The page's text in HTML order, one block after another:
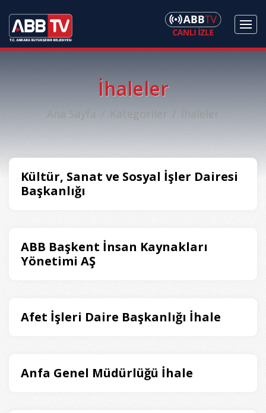
İhaleler
Ana Sayfa Kategoriler İhaleler
Kültür, Sanat ve Sosyal İşler Dairesi
Başkanlığı
ABB Başkent İnsan Kaynakları
Yönetimi AŞ
Afet İşleri Daire Başkanlığı İhale
Anfa Genel Müdürlüğü İhale